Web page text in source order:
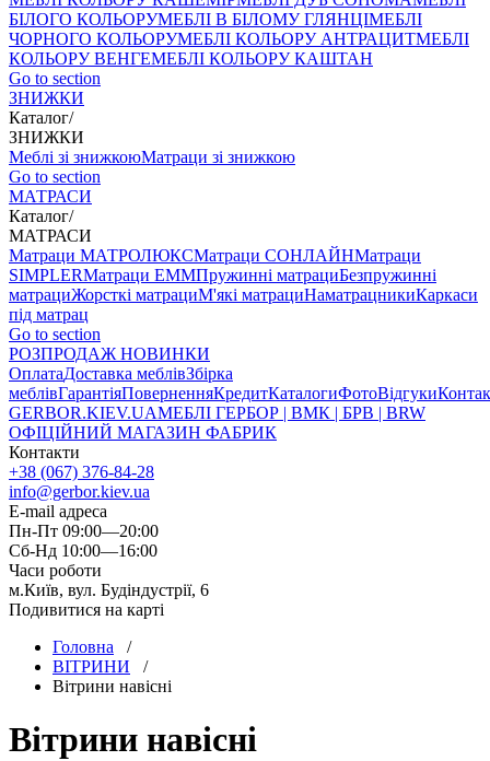
БІЛОГО КОЛЬОРУМЕБЛІ В БІЛОМУ ГЛЯНЦІМЕБЛІ
ЧОРНОГО КОЛЬОРУМЕБЛІ КОЛЬОРУ АНТРАЦИТМЕБЛІ
КОЛЬОРУ ВЕНГЕМЕБЛІ КОЛЬОРУ КАШТАН
Go to section
ЗНИЖКИ
Каталог/
ЗНИЖКИ
Меблі зі знижкоюМатраци зі знижкою
Go to section
МАТРАСИ
Каталог/
МАТРАСИ
Матраци МАТРОЛЮКСМатраци СОНЛАЙНМатраци
SIMPLERМатраци ЕММПружинні матрациБезпружинні
матрациЖорсткі матрациМ'які матрациНаматрацникиКаркаси
під матрац
Go to section
РОЗПРОДАЖ НОВИНКИ
ОплатаДоставка меблівЗбірка
меблівГарантіяПоверненняКредитКаталогиФотоВідгуки
GERBOR.KIEV.UAМЕБЛI ГЕРБОР | ВМК | БРВ | BRW
ОФІЦІЙНИЙ МАГАЗИН ФАБРИК
Контакти
+38 (067) 376-84-28
info@gerbor.kiev.ua
E-mail адреса
Пн-Пт 09:00—20:00
Сб-Нд 10:00—16:00
Часи роботи
м.Київ, вул. Будіндустрії, 6
Подивитися на карті
Головна /
ВIТРИНИ /
Вітрини навісні
Вітрини навісні